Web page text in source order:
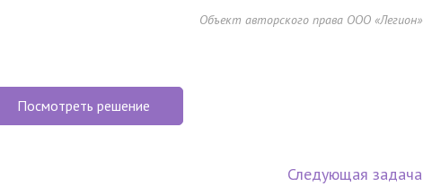
Объект авторского права ООО «Легион»
Посмотреть решение
Следующая задача